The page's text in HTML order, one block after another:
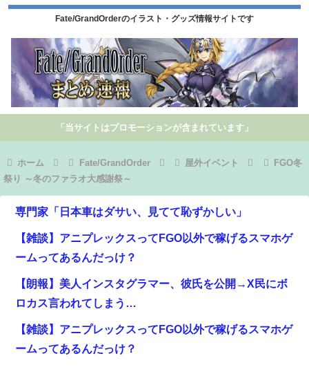
Fate/GrandOrderのイラスト・グッズ情報サイトです
「当サイトはプロモーションが含まれています」
ホーム Fate/GrandOrder 屋外イベント
FGO冬
祭り ～冬のファラオ大感謝祭～
専門家「日本車はダサい、見てて恥ずかしい」
【雑談】アニプレックスってFGO以外で稼げるスマホゲ
ームってあるんだっけ？
【朗報】美人インスタグラマー、彼氏を公開→X民にボ
ロカス言われてしまう…
【雑談】アニプレックスってFGO以外で稼げるスマホゲ
ームってあるんだっけ？